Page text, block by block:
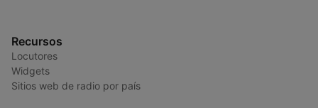
Recursos
Locutores
Widgets
Sitios web de radio por país